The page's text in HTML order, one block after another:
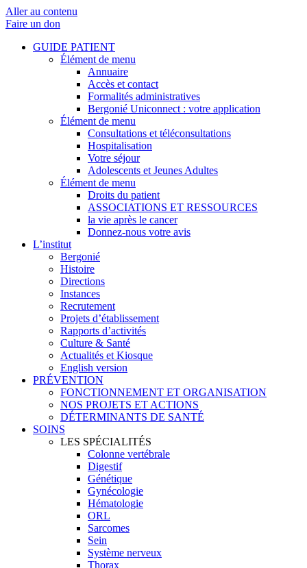
Aller au contenu
Faire un don
GUIDE PATIENT
Élément de menu
Annuaire
Accès et contact
Formalités administratives
Bergonié Uniconnect : votre application
Élément de menu
Consultations et téléconsultations
Hospitalisation
Votre séjour
Adolescents et Jeunes Adultes
Élément de menu
Droits du patient
ASSOCIATIONS ET RESSOURCES
la vie après le cancer
Donnez-nous votre avis
L’institut
Bergonié
Histoire
Directions
Instances
Recrutement
Projets d’établissement
Rapports d’activités
Culture & Santé
Actualités et Kiosque
English version
PRÉVENTION
FONCTIONNEMENT ET ORGANISATION
NOS PROJETS ET ACTIONS
DÉTERMINANTS DE SANTÉ
SOINS
LES SPÉCIALITÉS
Colonne vertébrale
Digestif
Génétique
Gynécologie
Hématologie
ORL
Sarcomes
Sein
Système nerveux
Thorax